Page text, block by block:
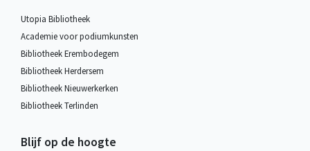
Utopia Bibliotheek
Academie voor podiumkunsten
Bibliotheek Erembodegem
Bibliotheek Herdersem
Bibliotheek Nieuwerkerken
Bibliotheek Terlinden
Blijf op de hoogte